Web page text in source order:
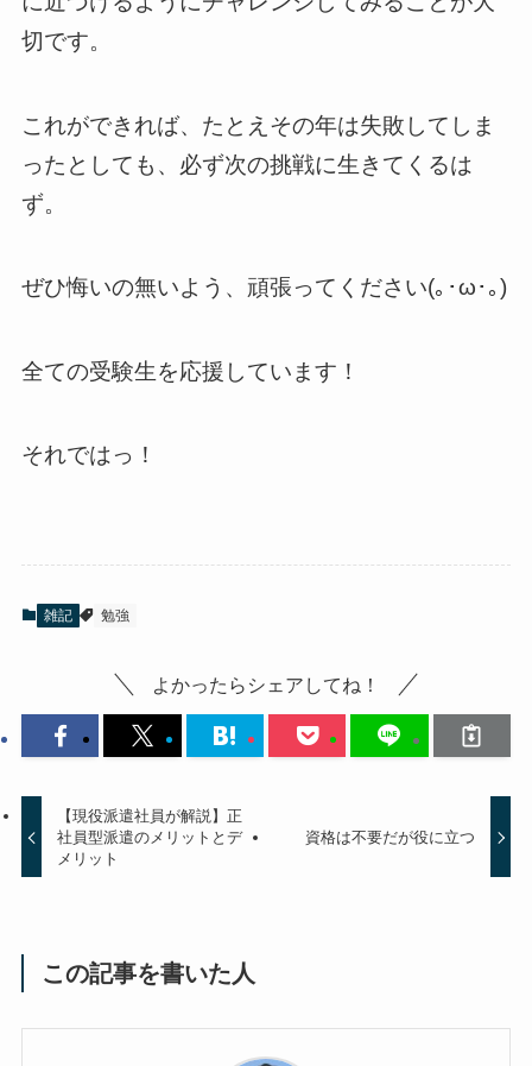
切です。
これができれば、たとえその年は失敗してしま
ったとしても、必ず次の挑戦に生きてくるは
ず。
ぜひ悔いの無いよう、頑張ってください(｡･ω･｡)
全ての受験生を応援しています！
それではっ！
雑記 勉強
よかったらシェアしてね！
【現役派遣社員が解説】正
社員型派遣のメリットとデ
メリット
資格は不要だが役に立つ
この記事を書いた人